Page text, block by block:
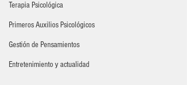
Terapia Psicológica
Primeros Auxilios Psicológicos
Gestión de Pensamientos
Entretenimiento y actualidad